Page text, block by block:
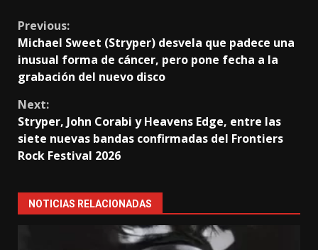
Continue
Reading
Previous:
Michael Sweet (Stryper) desvela que padece una
inusual forma de cáncer, pero pone fecha a la
grabación del nuevo disco
Next:
Stryper, John Corabi y Heavens Edge, entre las
siete nuevas bandas confirmadas del Frontiers
Rock Festival 2026
NOTICIAS RELACIONADAS